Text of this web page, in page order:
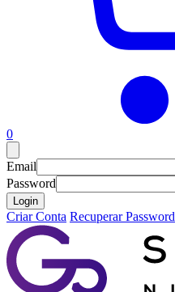
0
Email
Password
Login
Criar Conta Recuperar Password